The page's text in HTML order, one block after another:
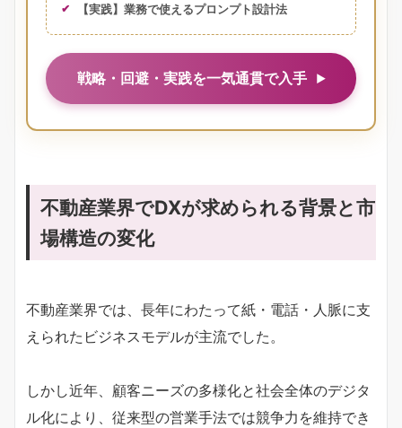
【実践】業務で使えるプロンプト設計法
戦略・回避・実践を一気通貫で入手
不動産業界でDXが求められる背景と市
場構造の変化
不動産業界では、長年にわたって紙・電話・人脈に支
えられたビジネスモデルが主流でした。
しかし近年、顧客ニーズの多様化と社会全体のデジタ
ル化により、従来型の営業手法では競争力を維持でき